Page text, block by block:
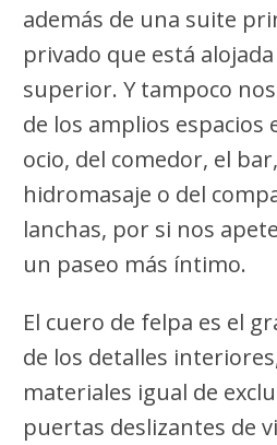
además de una suite
privado que está
superior. Y tampoco
de los amplios espacios
ocio, del comedor, el
hidromasaje o del
lanchas, por si nos
un paseo más íntimo.
El cuero de felpa es el
de los detalles
materiales igual de
puertas deslizantes de